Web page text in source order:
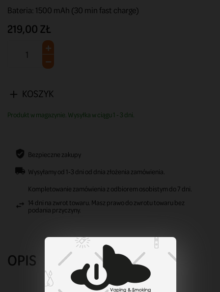
Bateria: 1500 mAh (30 min fast charge)
219,00 ZŁ
KOSZYK
Produkt w magazynie. Wysyłka w ciągu 1 - 3 dni.
Bezpieczne zakupy
Wysyłamy od 1-3 dni od dnia złożenia zamówienia.
Kompletowanie zamówienia z odbiorem osobistym do 7 dni.
14 dni na zwrot towaru. Masz prawo do zwrotu towaru bez
podania przyczyny.
OPIS